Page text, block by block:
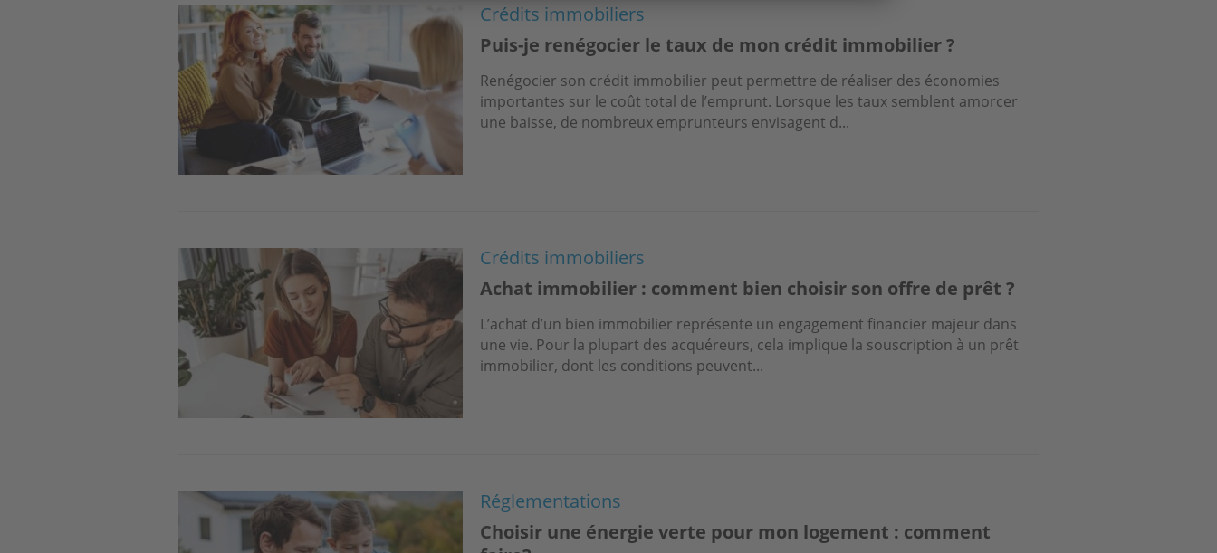
Image
Crédits immobiliers
Puis-je renégocier le taux de mon crédit immobilier ?
Renégocier son crédit immobilier peut permettre de réaliser des économies
importantes sur le coût total de l’emprunt. Lorsque les taux semblent amorcer
une baisse, de nombreux emprunteurs envisagent d...
Image
Crédits immobiliers
Achat immobilier : comment bien choisir son offre de prêt ?
L’achat d’un bien immobilier représente un engagement financier majeur dans
une vie. Pour la plupart des acquéreurs, cela implique la souscription à un prêt
immobilier, dont les conditions peuvent...
Image
Réglementations
Choisir une énergie verte pour mon logement : comment